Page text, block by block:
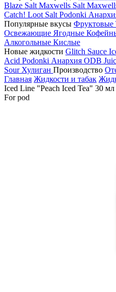
Blaze Salt Maxwells Salt
Catch! Loot Salt Podonki
Популярные вкусы Фруктовые
Освежающие Ягодные
Алкогольные Кислые
Новые жидкости Glitch Sauce
Acid Podonki Анархия ODB
Sour Хулиган Производство
Главная Жидкости и табак
Iced Line "Peach Iced Tea" 30 мл
For pod